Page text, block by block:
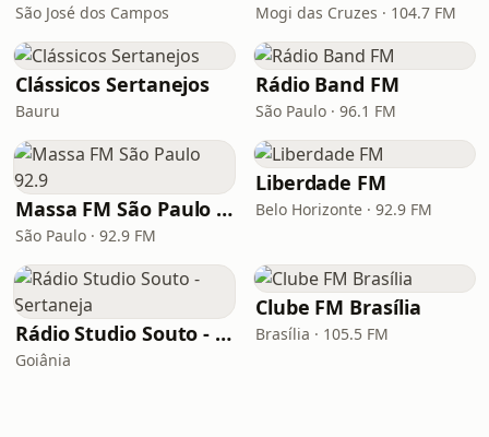
São José dos Campos Mogi das Cruzes · 104.7 FM
Clássicos Sertanejos
Bauru
Rádio Band FM
São Paulo · 96.1 FM
Massa FM São Paulo 92.9
São Paulo · 92.9 FM
Liberdade FM
Belo Horizonte · 92.9 FM
Rádio Studio Souto - Sertaneja
Goiânia
Clube FM Brasília
Brasília · 105.5 FM